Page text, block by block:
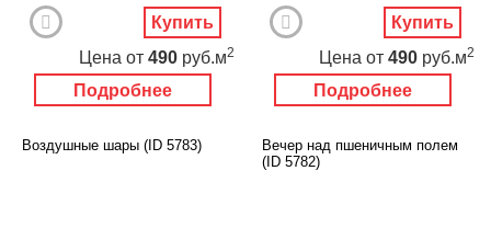
Подробнее
Цена от 490 руб.м2
Купить
Подробнее
Цена от 490 руб.м2
Купить
Воздушные шары (ID 5783)
Вечер над пшеничным полем
(ID 5782)